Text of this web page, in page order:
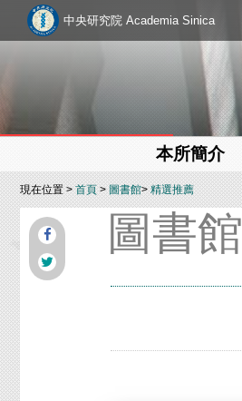
中央研究院 Academia Sinica
本所簡介
現在位置 >首頁>圖書館>精選推薦
圖書館